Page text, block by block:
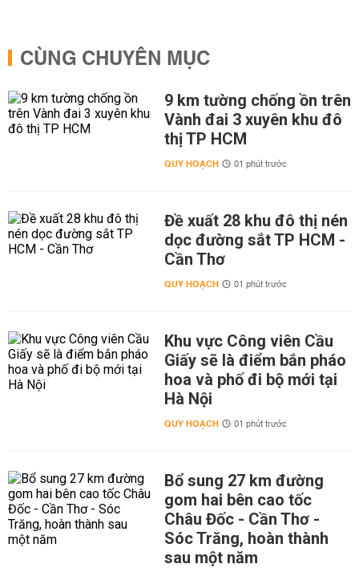
CÙNG CHUYÊN MỤC
9 km tường chống ồn trên
Vành đai 3 xuyên khu đô
thị TP HCM
QUY HOẠCH 01 phút trước
Đề xuất 28 khu đô thị nén
dọc đường sắt TP HCM -
Cần Thơ
QUY HOẠCH 01 phút trước
Khu vực Công viên Cầu
Giấy sẽ là điểm bắn pháo
hoa và phố đi bộ mới tại
Hà Nội
QUY HOẠCH 01 phút trước
Bổ sung 27 km đường
gom hai bên cao tốc
Châu Đốc - Cần Thơ -
Sóc Trăng, hoàn thành
sau một năm